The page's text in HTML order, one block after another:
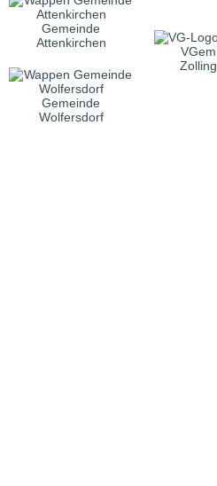
Gemeinde
Attenkirchen
VGem
Zolling
Gemeinde
Wolfersdorf